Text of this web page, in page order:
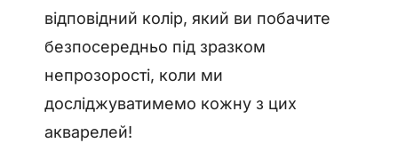
відповідний колір, який ви побачите
безпосередньо під зразком
непрозорості, коли ми
досліджуватимемо кожну з цих
акварелей!